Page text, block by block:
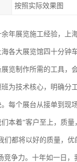
按照实际效果图
年展览施工经验，上
各大展览馆四十分钟
览制作所需的工具，
为技术核心，明确分
每个展台从接单到现
本着“客户至上，质量
们都将以好的质量，
争力。十年如一日，